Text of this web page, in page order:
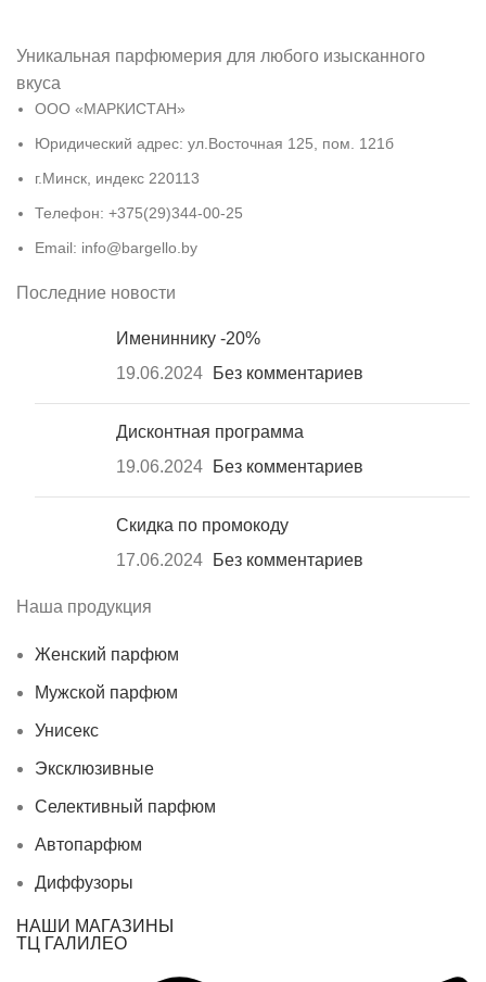
Уникальная парфюмерия для любого изысканного
вкуса
ООО «МАРКИСТАН»
Юридический адрес: ул.Восточная 125, пом. 121б
г.Минск, индекс 220113
Телефон: +375(29)344-00-25
Email: info@bargello.by
Последние новости
Имениннику -20%
19.06.2024
Без комментариев
Дисконтная программа
19.06.2024
Без комментариев
Скидка по промокоду
17.06.2024
Без комментариев
Наша продукция
Женский парфюм
Мужской парфюм
Унисекс
Эксклюзивные
Селективный парфюм
Автопарфюм
Диффузоры
НАШИ МАГАЗИНЫ
ТЦ ГАЛИЛЕО